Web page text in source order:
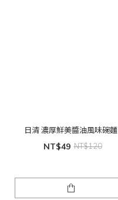
日清 濃厚鮮美醬油風味碗麵
NT$49 NT$120